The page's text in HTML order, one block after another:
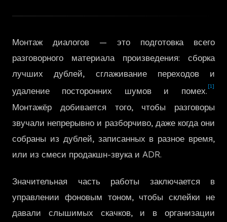
Монтаж диалогов — это подготовка всего
разговорного материала произведения: сборка
лучших дублей, сглаживание переходов и
удаление посторонних шумов и помех. [1]
Монтажёр добивается того, чтобы разговоры
звучали непрерывно и разборчиво, даже когда они
собраны из дублей, записанных в разное время,
или из смеси продакшн-звука и ADR.
Значительная часть работы заключается в
управлении фоновым тоном, чтобы склейки не
давали слышимых скачков, и в организации
Русский
日本語
한국어